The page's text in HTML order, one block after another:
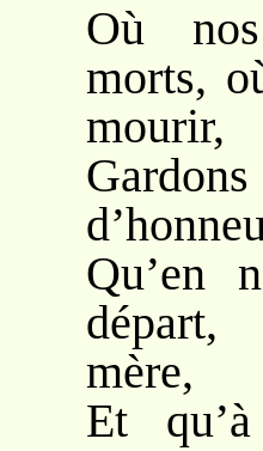
Où
morts,
mourir,
Qu’en
départ,
mère,
Et